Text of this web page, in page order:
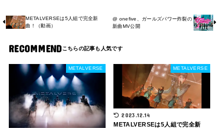
METALVERSEは5人組で完全新
曲！（動画）
@ onefive、ガールズパワー炸裂の
新曲MV公開
RECOMMEND
METALVERSE METALVERSE
2023.12.14
METALVERSEは5人組で完全新